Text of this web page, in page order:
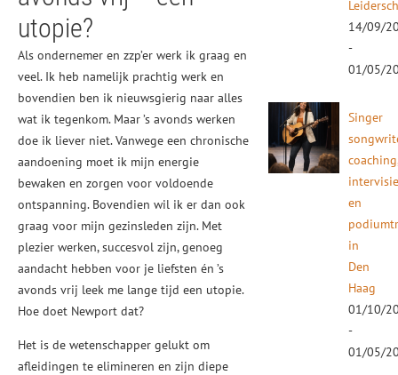
utopie?
Als ondernemer en zzp’er werk ik graag en
veel. Ik heb namelijk prachtig werk en
bovendien ben ik nieuwsgierig naar alles
wat ik tegenkom. Maar ’s avonds werken
doe ik liever niet. Vanwege een chronische
aandoening moet ik mijn energie
bewaken en zorgen voor voldoende
ontspanning. Bovendien wil ik er dan ook
graag voor mijn gezinsleden zijn. Met
plezier werken, succesvol zijn, genoeg
aandacht hebben voor je liefsten én ’s
avonds vrij leek me lange tijd een utopie.
Hoe doet Newport dat?
Het is de wetenschapper gelukt om
afleidingen te elimineren en zijn diepe
14/09/
-
01/05/
Singer
en
in
Den
Haag
01/10/
-
01/05/